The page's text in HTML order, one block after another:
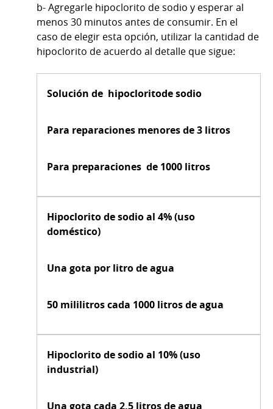
b- Agregarle hipoclorito de sodio y esperar al
menos 30 minutos antes de consumir. En el
caso de elegir esta opción, utilizar la cantidad de
hipoclorito de acuerdo al detalle que sigue:
Solución de hipocloritode sodio
Para reparaciones menores de 3 litros
Para preparaciones de 1000 litros
Hipoclorito de sodio al 4% (uso
doméstico)
Una gota por litro de agua
50 mililitros cada 1000 litros de agua
Hipoclorito de sodio al 10% (uso
industrial)
Una gota cada 2,5 litros de agua